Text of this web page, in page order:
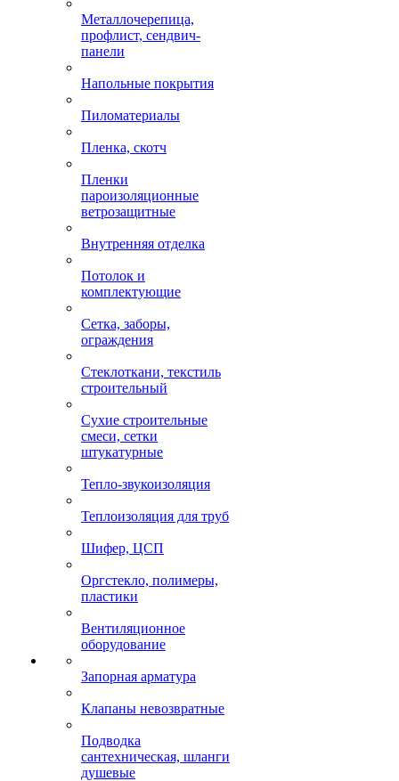
Металлочерепица,
профлист, сендвич-
панели
Напольные покрытия
Пиломатериалы
Пленка, скотч
Пленки
пароизоляционные
ветрозащитные
Внутренняя отделка
Потолок и
комплектующие
Сетка, заборы,
ограждения
Стеклоткани, текстиль
строительный
Сухие строительные
смеси, сетки
штукатурные
Тепло-звукоизоляция
Теплоизоляция для труб
Шифер, ЦСП
Оргстекло, полимеры,
пластики
Вентиляционное
оборудование
Запорная арматура
Клапаны невозвратные
Подводка
сантехническая, шланги
душевые